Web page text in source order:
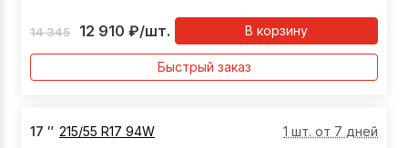
14 345 12 910 ₽/шт. В корзину
Быстрый заказ
17 ″ 215/55 R17 94W 1 шт. от 7 дней